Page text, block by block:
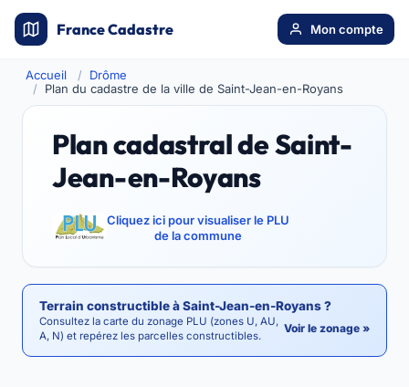
France Cadastre Mon compte
Accueil
Drôme
Plan du cadastre de la ville de Saint-Jean-en-Royans
Plan cadastral de Saint-
Jean-en-Royans
Cliquez ici pour visualiser le PLU
de la commune
Terrain constructible à Saint-Jean-en-Royans ?
Consultez la carte du zonage PLU (zones U, AU,
A, N) et repérez les parcelles constructibles.
Voir le zonage »